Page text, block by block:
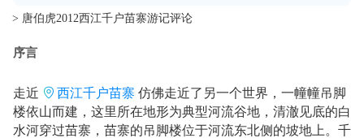
> 唐伯虎2012西江千户苗寨游记评论
序言
走近 西江千户苗寨 仿佛走近了另一个世界，一幢幢吊脚
楼依山而建，这里所在地形为典型河流谷地，清澈见底的白
水河穿过苗寨，苗寨的吊脚楼位于河流东北侧的坡地上。千